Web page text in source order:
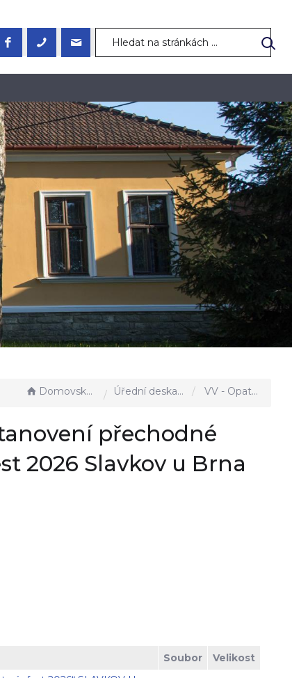
Domovská stránka Úřední deska - EÚD VV - Opatření obecné povahy - Stanovení přechodné úpravy provozu na PK_Veteránfest 2026 Slavkov u Brna
přechodné
2026 Slavkov u Brna
Soubor
Velikost